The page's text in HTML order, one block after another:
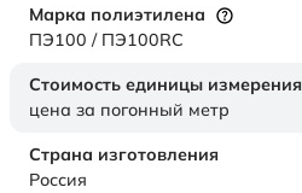
Марка полиэтилена
ПЭ100 / ПЭ100RC
Стоимость единицы измерения
цена за погонный метр
Страна изготовления
Россия